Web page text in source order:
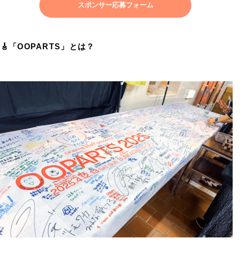
リーピーブログ
広報ブログ
プライバシーポリシー 情報セキュリティ方針 AI倫理ポリシー
クッキーポリシー サイトマップ ウェブアクセシビリティ方針
スポンサー応募フォーム
🎸「OOPARTS」とは？